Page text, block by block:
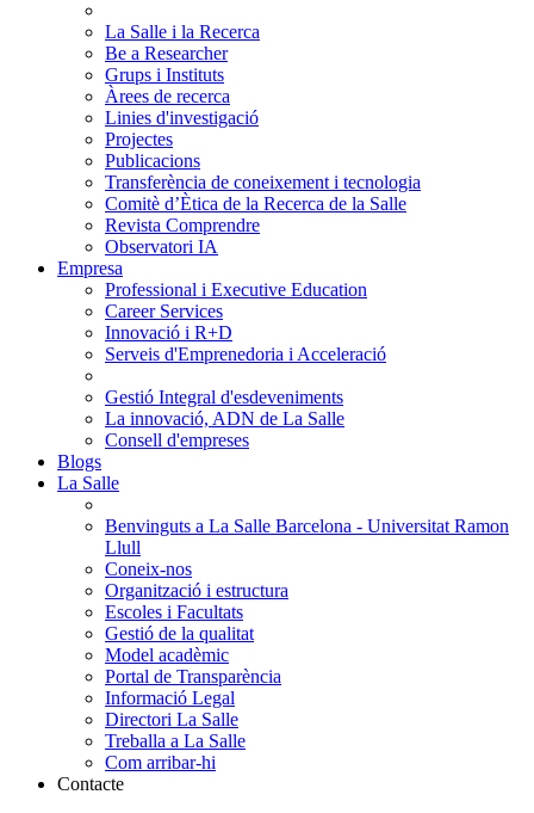
La Salle i la Recerca
Be a Researcher
Grups i Instituts
Àrees de recerca
Linies d'investigació
Projectes
Publicacions
Transferència de coneixement i tecnologia
Comitè d’Ètica de la Recerca de la Salle
Revista Comprendre
Observatori IA
Empresa
Professional i Executive Education
Career Services
Innovació i R+D
Serveis d'Emprenedoria i Acceleració
Gestió Integral d'esdeveniments
La innovació, ADN de La Salle
Consell d'empreses
Blogs
La Salle
Benvinguts a La Salle Barcelona - Universitat Ramon
Llull
Coneix-nos
Organització i estructura
Escoles i Facultats
Gestió de la qualitat
Model acadèmic
Portal de Transparència
Informació Legal
Directori La Salle
Treballa a La Salle
Com arribar-hi
Contacte